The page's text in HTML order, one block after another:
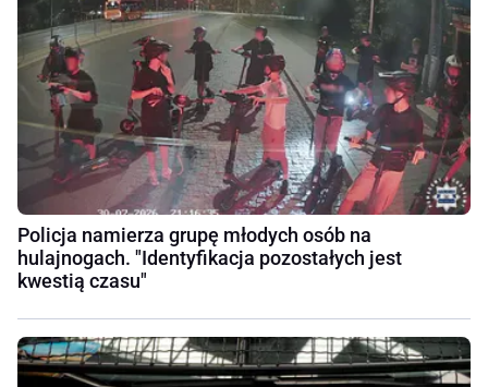
Policja namierza grupę młodych osób na
hulajnogach. "Identyfikacja pozostałych jest
kwestią czasu"